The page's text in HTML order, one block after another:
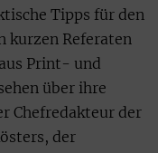
Tipps für den
kurzen Referaten
Print- und
über ihre
Chefredakteur der
der